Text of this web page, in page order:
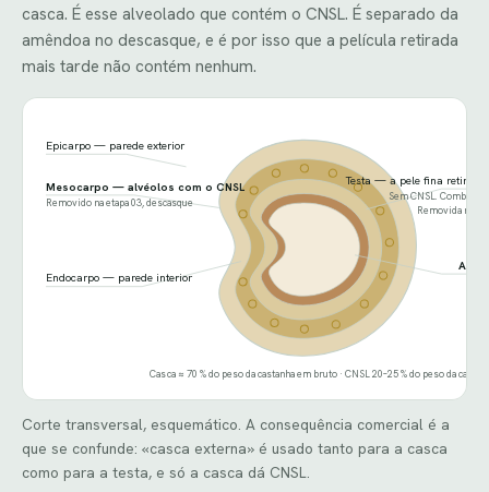
casca. É esse alveolado que contém o CNSL. É separado da
amêndoa no descasque, e é por isso que a película retirada
mais tarde não contém nenhum.
Epicarpo — parede exterior
Mesocarpo — alvéolos com o CNSL
Endocarpo — parede interior
Removido na etapa 03, descasque
Testa — a pele fina retirada
Sem CNSL.
Removida na
Casca ≈ 70 % do peso da castanha em bruto · CNSL 20–25 % do peso da casca
Corte transversal, esquemático. A consequência comercial é a
que se confunde: «casca externa» é usado tanto para a casca
como para a testa, e só a casca dá CNSL.